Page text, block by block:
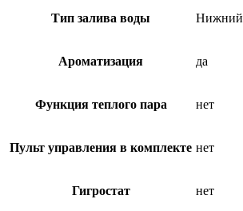
Тип залива воды Нижний
Ароматизация да
Функция теплого пара нет
Пульт управления в комплекте нет
Гигростат нет